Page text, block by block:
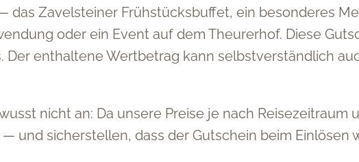
das Zavelsteiner Frühstücksbuffet, ein besonderes
oder ein Event auf dem Theurerhof. Diese
enthaltene Wertbetrag kann selbstverständlich
nicht an: Da unsere Preise je nach Reisezeitraum
und sicherstellen, dass der Gutschein beim Einlösen